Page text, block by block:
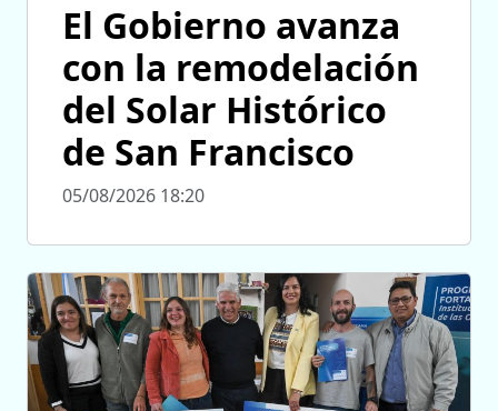
El Gobierno avanza
con la remodelación
del Solar Histórico
de San Francisco
05/08/2026 18:20